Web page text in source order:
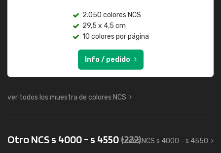
2.050 colores NCS
29,5 x 4,5 cm
10 colores por página
Info / pedido
ver todos los muestra de colores NCS
Otro NCS s 4000 - s 4550(222)
todos NCS s 4000 - s 4550